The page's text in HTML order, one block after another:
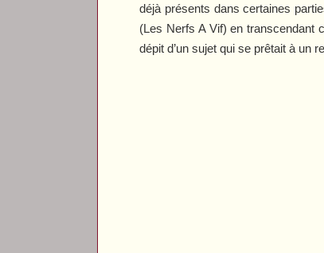
déjà présents dans certaines
(Les Nerfs A Vif) en transcendant
dépit d’un sujet qui se prêtait à un